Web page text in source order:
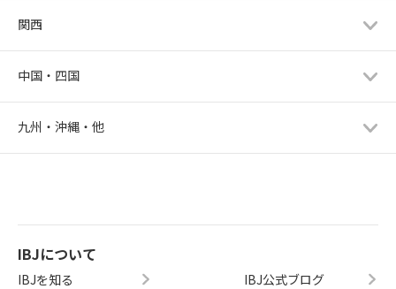
関西
中国・四国
九州・沖縄・他
IBJについて
IBJを知る IBJ公式ブログ